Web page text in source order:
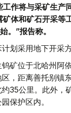
工作将与采矿生产
矿体和矿石开采等
。”报告称。
划采用地下开采
矿位于北哈州阿
，距离善托别镇
35公里。此外，
保护区内。